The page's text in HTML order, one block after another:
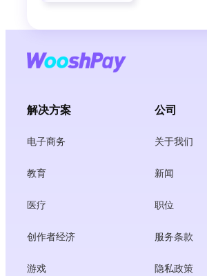
解决方案
电子商务
教育
医疗
创作者经济
游戏
公司
关于我们
新闻
职位
服务条款
隐私政策